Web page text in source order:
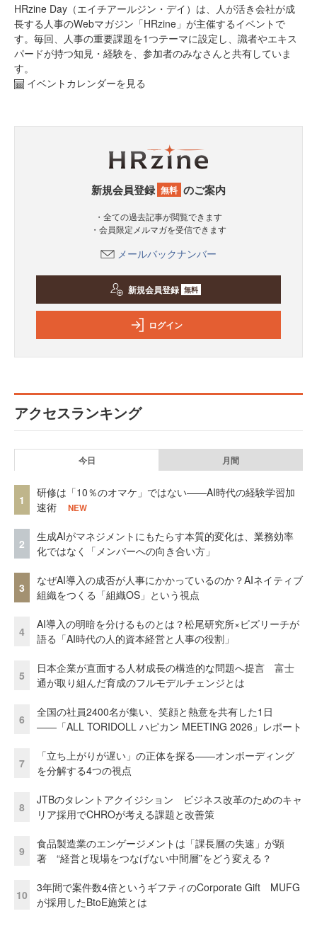
HRzine Day（エイチアールジン・デイ）は、人が活き会社が成
長する人事のWebマガジン「HRzine」が主催するイベントで
す。毎回、人事の重要課題を1つテーマに設定し、識者やエキス
パードが持つ知見・経験を、参加者のみなさんと共有していま
す。
イベントカレンダーを見る
新規会員登録 無料 のご案内
・全ての過去記事が閲覧できます
・会員限定メルマガを受信できます
メールバックナンバー
新規会員登録 無料
ログイン
アクセスランキング
今日 月間
1
研修は「10％のオマケ」ではない——AI時代の経験学習加
速術
NEW
2
生成AIがマネジメントにもたらす本質的変化は、業務効率
化ではなく「メンバーへの向き合い方」
3
なぜAI導入の成否が人事にかかっているのか？AIネイティブ
組織をつくる「組織OS」という視点
4
AI導入の明暗を分けるものとは？松尾研究所×ビズリーチが
語る「AI時代の人的資本経営と人事の役割」
5
日本企業が直面する人材成長の構造的な問題へ提言 富士
通が取り組んだ育成のフルモデルチェンジとは
6
全国の社員2400名が集い、笑顔と熱意を共有した1日
――「ALL TORIDOLL ハピカン MEETING 2026」レポート
7
「立ち上がりが遅い」の正体を探る——オンボーディング
を分解する4つの視点
8
JTBのタレントアクイジション ビジネス改革のためのキャ
リア採用でCHROが考える課題と改善策
9
食品製造業のエンゲージメントは「課長層の失速」が顕
著 “経営と現場をつなげない中間層”をどう変える？
10
3年間で案件数4倍というギフティのCorporate Gift MUFG
が採用したBtoE施策とは